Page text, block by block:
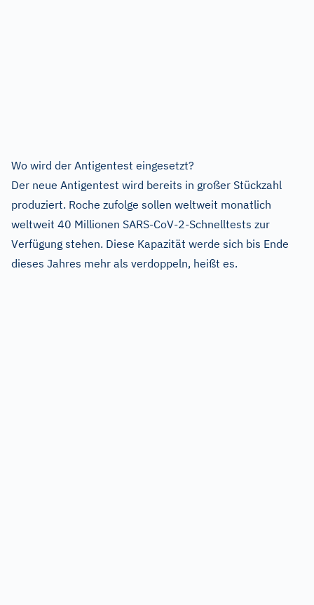
Wo wird der Antigentest eingesetzt?
Der neue Antigentest wird bereits in großer Stückzahl
produziert. Roche zufolge sollen weltweit monatlich
weltweit 40 Millionen SARS-CoV-2-Schnelltests zur
Verfügung stehen. Diese Kapazität werde sich bis Ende
dieses Jahres mehr als verdoppeln, heißt es.